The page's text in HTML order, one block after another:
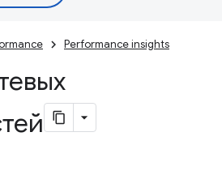
Performance insights